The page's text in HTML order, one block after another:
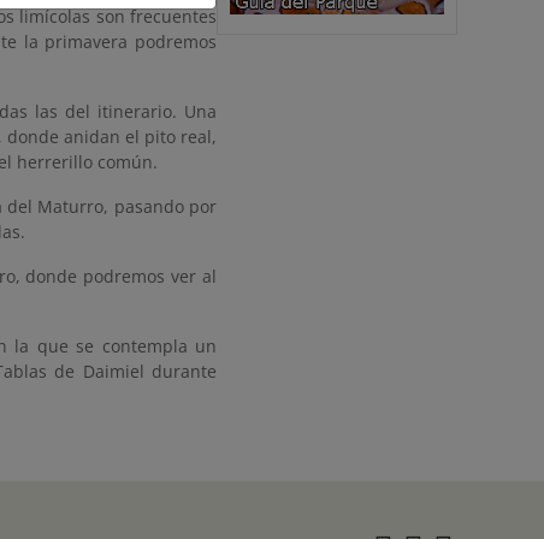
limícolas son frecuentes
la primavera podremos
las del itinerario. Una
donde anidan el pito real,
herrerillo común.
del Maturro, pasando por
donde podremos ver al
la que se contempla un
de Daimiel durante